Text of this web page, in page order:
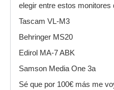
elegir entre estos monitores
Tascam VL-M3
Behringer MS20
Edirol MA-7 ABK
Samson Media One 3a
Sé que por 100€ más me